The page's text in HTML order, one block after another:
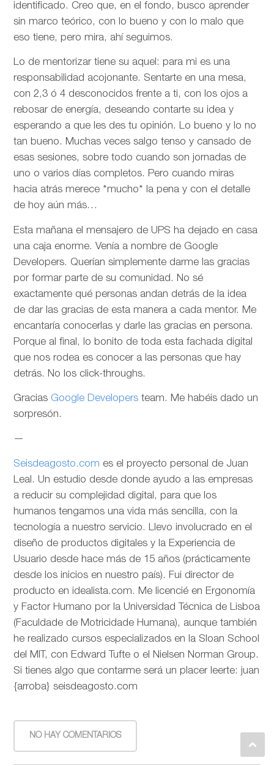
identificado. Creo que, en el fondo, busco aprender
sin marco teórico, con lo bueno y con lo malo que
eso tiene, pero mira, ahí seguimos.
Lo de mentorizar tiene su aquel: para mi es una
responsabilidad acojonante. Sentarte en una mesa,
con 2,3 ó 4 desconocidos frente a ti, con los ojos a
rebosar de energía, deseando contarte su idea y
esperando a que les des tu opinión. Lo bueno y lo no
tan bueno. Muchas veces salgo tenso y cansado de
esas sesiones, sobre todo cuando son jornadas de
uno o varios días completos. Pero cuando miras
hacia atrás merece *mucho* la pena y con el detalle
de hoy aún más…
Esta mañana el mensajero de UPS ha dejado en casa
una caja enorme. Venía a nombre de Google
Developers. Querían simplemente darme las gracias
por formar parte de su comunidad. No sé
exactamente qué personas andan detrás de la idea
de dar las gracias de esta manera a cada mentor. Me
encantaría conocerlas y darle las gracias en persona.
Porque al final, lo bonito de toda esta fachada digital
que nos rodea es conocer a las personas que hay
detrás. No los click-throughs.
Gracias Google Developers team. Me habéis dado un
sorpresón.
—
Seisdeagosto.com es el proyecto personal de Juan
Leal. Un estudio desde donde ayudo a las empresas
a reducir su complejidad digital, para que los
humanos tengamos una vida más sencilla, con la
tecnología a nuestro servicio. Llevo involucrado en el
diseño de productos digitales y la Experiencia de
Usuario desde hace más de 15 años (prácticamente
desde los inicios en nuestro país). Fui director de
producto en idealista.com. Me licencié en Ergonomía
y Factor Humano por la Universidad Técnica de Lisboa
(Faculdade de Motricidade Humana), aunque también
he realizado cursos especializados en la Sloan School
del MIT, con Edward Tufte o el Nielsen Norman Group.
Si tienes algo que contarme será un placer leerte: juan
{arroba} seisdeagosto.com
NO HAY COMENTARIOS